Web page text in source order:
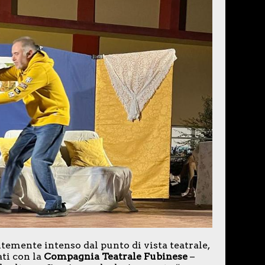
intenso dal punto di vista teatrale,
con la Compagnia Teatrale Fubinese –